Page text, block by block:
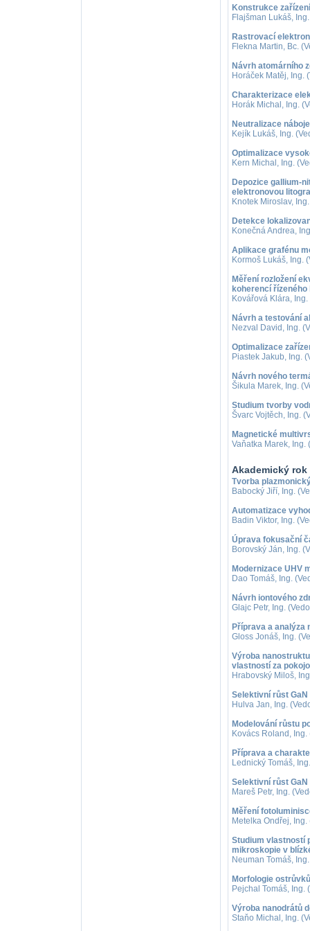
Konstrukce
Flajšman Lukáš,
Rastrovací
Flekna Martin, Bc.
Návrh atomárního
Horáček Matěj, Ing.
Charakterizace
Horák Michal, Ing.
Neutralizace
Kejík Lukáš, Ing.
Optimalizace
Kern Michal, Ing.
Depozice gallium-
elektronovou
Knotek Miroslav,
Detekce
Konečná Andrea,
Aplikace grafénu
Kormoš Lukáš, Ing.
Měření rozložení
koherencí
Kovářová Klára,
Návrh a testování
Nezval David, Ing.
Optimalizace
Piastek Jakub, Ing.
Návrh nového
Šikula Marek, Ing.
Studium tvorby
Švarc Vojtěch, Ing.
Magnetické
Vaňatka Marek,
Akademický rok
Tvorba
Babocký Jiří, Ing.
Automatizace
Badin Viktor, Ing.
Úprava fokusační
Borovský Ján, Ing.
Modernizace UHV
Dao Tomáš, Ing.
Návrh iontového
Glajc Petr, Ing.
Příprava a analýza
Gloss Jonáš, Ing.
Výroba
vlastností za
Hrabovský Miloš,
Selektivní růst GaN
Hulva Jan, Ing.
Modelování růstu
Kovács Roland,
Příprava a
Lednický Tomáš,
Selektivní růst
Mareš Petr, Ing.
Měření
Metelka Ondřej,
Studium vlastností
mikroskopie v
Neuman Tomáš,
Morfologie
Pejchal Tomáš,
Výroba nanodrátů
Staňo Michal, Ing.